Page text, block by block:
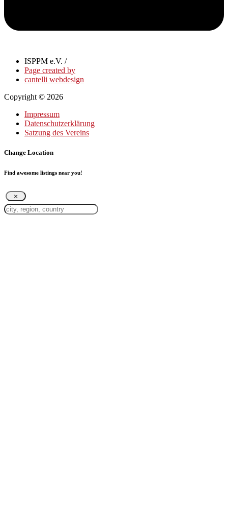
ISPPM e.V. /
Page created by
cantelli webdesign
Copyright © 2026
Impressum
Datenschutzerklärung
Satzung des Vereins
Change Location
Find awesome listings near you!
×
Change Location